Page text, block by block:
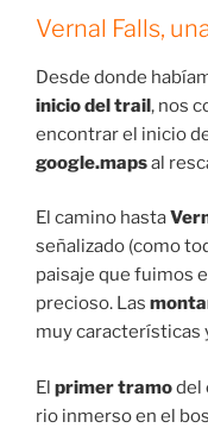
Vernal Falls,
Desde donde
inicio del trail, nos
encontrar el inicio
google.mapsal
El camino hasta
señalizado (como
paisaje que fuimos
precioso. Las
muy características
El primer tramodel
rio inmerso en el